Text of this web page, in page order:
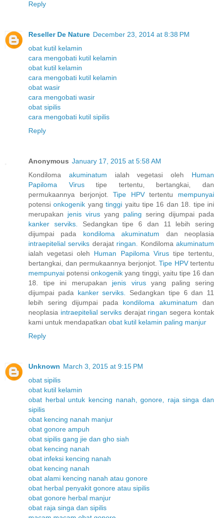
Reply
Reseller De Nature December 23, 2014 at 8:38 PM
obat kutil kelamin
cara mengobati kutil kelamin
obat kutil kelamin
cara mengobati kutil kelamin
obat wasir
cara mengobati wasir
obat sipilis
cara mengobati kutil sipilis
Reply
Anonymous January 17, 2015 at 5:58 AM
Kondiloma akuminatum ialah vegetasi oleh Human
Papiloma
Virustipe tertentu, bertangkai, dan
permukaannya berjonjot.Tipe HPVtertentu mempunyai
potensionkogenik yangtinggi yaitu tipe 16 dan 18. tipe ini
merupakan jenis virus yang paling sering dijumpai pada
kanker
serviks.
Sedangkan tipe 6 dan 11 lebih sering
dijumpai pada kondiloma akuminatum dan neoplasia
intraepitelial serviks derajat ringan. Kondilomaakuminatum
ialah vegetasi oleh Human Papiloma Virustipe tertentu,
bertangkai, dan permukaannya berjonjot. Tipe HPVtertentu
mempunyai potensionkogenik yang tinggi, yaitu tipe 16 dan
18. tipe ini merupakan jenis virusyang paling sering
dijumpai pada kanker serviks.
Sedangkan tipe 6 dan 11
lebih sering dijumpai pada kondiloma akuminatum dan
neoplasia intraepitelial serviksderajat ringan segera kontak
kami untuk mendapatkan obat kutil kelamin paling manjur
Reply
Unknown March 3, 2015 at 9:15 PM
obat sipilis
obat kutil kelamin
obat herbal untuk kencing nanah, gonore, raja singa dan
sipilis
obat kencing nanah manjur
obat gonore ampuh
obat sipilis gang jie dan gho siah
obat kencing nanah
obat infeksi kencing nanah
obat kencing nanah
obat alami kencing nanah atau gonore
obat herbal penyakit gonore atau sipilis
obat gonore herbal manjur
obat raja singa dan sipilis